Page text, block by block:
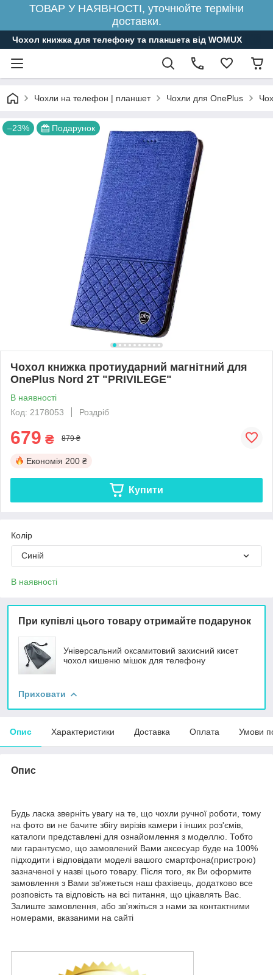
ТОВАР У НАЯВНОСТІ, уточнюйте терміни
доставки.
Чохол книжка для телефону та планшета від WOMUX
Чохли на телефон | планшет Чохли для OnePlus
–23% Подарунок
Чохол книжка протиударний магнітний для
OnePlus Nord 2T "PRIVILEGE"
В наявності
Код: 2178053
Роздріб
679 ₴ 879 ₴
Економія 200 ₴
Купити
Колір
Синій
В наявності
При купівлі цього товару отримайте подарунок
Універсальний оксамитовий захисний кисет
чохол кишеню мішок для телефону
Приховати
Опис Характеристики Доставка Оплата Умови
Опис
Будь ласка зверніть увагу на те, що чохли ручної роботи, тому
на фото ви не бачите збігу вирізів камери і інших роз'ємів,
каталоги представлені для ознайомлення з моделлю. Тобто
ми гарантуємо, що замовлений Вами аксесуар буде на 100%
підходити і відповідати моделі вашого смартфона(пристрою)
зазначеної у назві цього товару. Після того, як Ви оформите
замовлення з Вами зв'яжеться наш фахівець, додатково все
розповість та відповість на всі питання, що цікавлять Вас.
Залиште замовлення, або зв'яжіться з нами за контактними
номерами, вказаними на сайті